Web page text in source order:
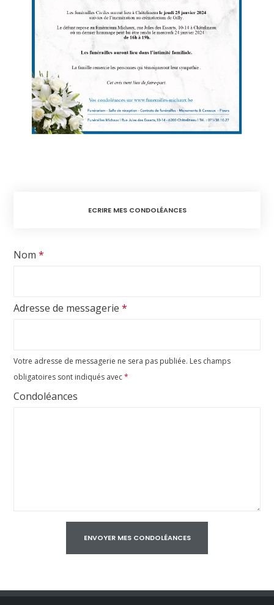
ECRIRE MES CONDOLÉANCES
Votre adresse de messagerie ne sera pas publiée. Les champs
obligatoires sont indiqués avec*
Condoléances
Nom *
Adresse de messagerie *